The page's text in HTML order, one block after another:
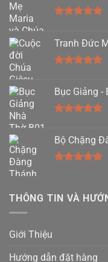
5 sao
Tranh Đức
5 sao
Bục Giảng -
5 sao
Bộ Chặng
THÔNG TIN VÀ
Giới Thiệu
Hướng dẫn đặt hàng